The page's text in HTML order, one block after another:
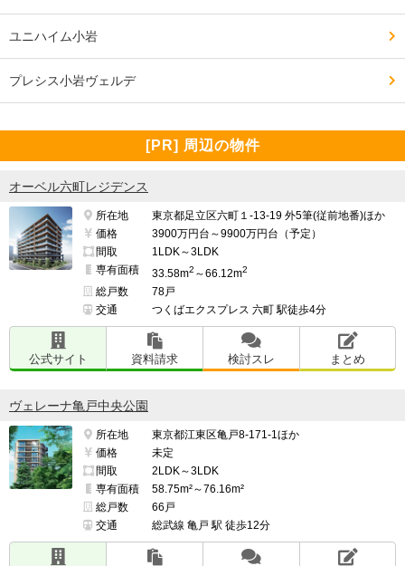
━━━━━━━━━━━━━━━━━━━
交通・アクセスで良い点、気になる点
━━━━━━━━━━━━━━━━━━━
青砥駅およびお花茶屋駅まで徒歩でアクセス可能な立地
にあります。
特に青砥駅は京成電鉄の主要な分岐駅であり、都心方面
す
最寄り駅まで徒歩で約15分の距離に位置しています。
バスの利用はできないため、交通手段は徒歩が中心とな
ります。
━━━━━━━━━━━━━━━━━━━
━━━━━━━━━━━━━━━━━━━
同じ葛飾区内でも青砥駅やお花茶屋駅周辺などは、今の
住まいの新小岩より「治安がマシ」と感じます。
また、駅周辺に風俗などの店は少ないため、比較的に安
心に過ごせるかと思います。
ユニハイム小岩
プレシス小岩ヴェルデ
[PR] 周辺の物件
オーベル六町レジデンス
所在地
東京都足立区六町１-13-19 外5筆(従前地番)ほか
価格
3900万円台～9900万円台（予定）
間取
1LDK～3LDK
専有面積
33.58m2 ～66.12m2
総戸数
78戸
交通
つくばエクスプレス 六町 駅徒歩4分
公式サイト 資料請求 検討スレ まとめ
ヴェレーナ亀戸中央公園
所在地
東京都江東区亀戸8-171-1ほか
価格
未定
間取
2LDK～3LDK
専有面積
58.75m²～76.16m²
総戸数
66戸
交通
総武線 亀戸 駅 徒歩12分